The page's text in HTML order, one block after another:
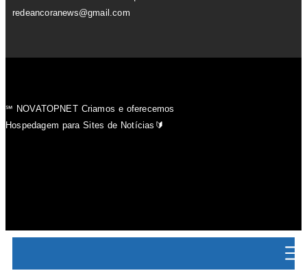
redeancoranews@gmail.com
℠ NOVATOPNET Criamos e oferecemos
Hospedagem para Sites de Notícias🔰